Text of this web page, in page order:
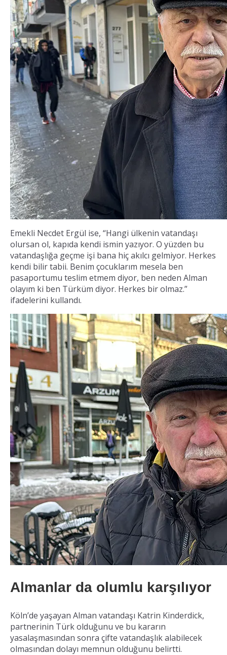
Emekli Necdet Ergül ise, “Hangi ülkenin vatandaşı
olursan ol, kapıda kendi ismin yazıyor. O yüzden bu
vatandaşlığa geçme işi bana hiç akılcı gelmiyor. Herkes
kendi bilir tabii. Benim çocuklarım mesela ben
pasaportumu teslim etmem diyor, ben neden Alman
olayım ki ben Türküm diyor. Herkes bir olmaz.”
ifadelerini kullandı.
Almanlar da olumlu karşılıyor
Köln’de yaşayan Alman vatandaşı Katrin Kinderdick,
partnerinin Türk olduğunu ve bu kararın
yasalaşmasından sonra çifte vatandaşlık alabilecek
olmasından dolayı memnun olduğunu belirtti.